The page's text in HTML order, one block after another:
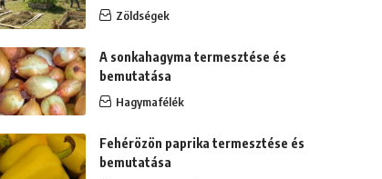
Zöldségek
A sonkahagyma termesztése és
bemutatása
Hagymafélék
Fehérözön paprika termesztése és
bemutatása